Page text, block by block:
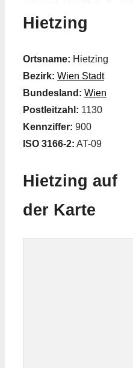
Hietzing
Ortsname: Hietzing
Bezirk: Wien Stadt
Bundesland: Wien
Postleitzahl: 1130
Kennziffer: 900
ISO 3166-2: AT-09
Hietzing auf
der Karte